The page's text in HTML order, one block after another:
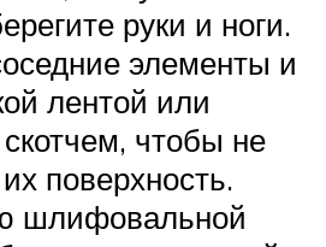
руки и ноги.
элементы и
лентой или
чтобы не
поверхность.
шлифовальной